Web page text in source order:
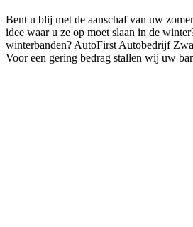
Bent u blij met de aanschaf van uw
idee waar u ze op moet slaan in de
winterbanden? AutoFirst Autobedrijf
Voor een gering bedrag stallen wij uw